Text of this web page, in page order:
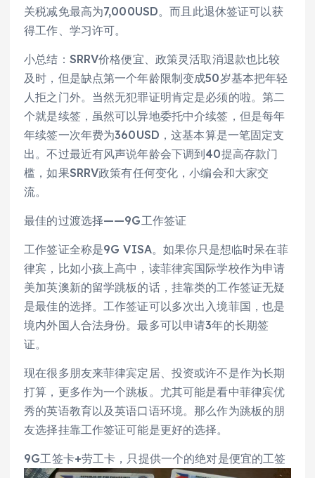
关税减免最高为7,000USD。而且此退休签证可以获
得工作、学习许可。
小总结：SRRV价格便宜、政策灵活取消退款也比较
及时，但是缺点第一个年龄限制变成50岁基本把年轻
人拒之门外。当然无犯罪证明肯定是必须的啦。第二
个就是续签，虽然可以异地委托中介续签，但是每年
年续签一次年费为360USD，这基本算是一笔固定支
出。不过最近有风声说年龄会下调到40提高存款门
槛，如果SRRV政策有任何变化，小编会和大家交
流。
最佳的过渡选择——9G工作签证
工作签证全称是9G VISA。如果你只是想临时呆在菲
律宾，比如小孩上高中，读菲律宾国际学校作为申请
美加英澳新的留学跳板的话，挂靠类的工作签证无疑
是最佳的选择。工作签证可以多次出入境菲国，也是
境内外国人合法身份。最多可以申请3年的长期签
证。
现在很多朋友来菲律宾定居、投资或许不是作为长期
打算，更多作为一个跳板。尤其可能是看中菲律宾优
秀的英语教育以及英语口语环境。那么作为跳板的朋
友选择挂靠工作签证可能是更好的选择。
9G工签卡+劳工卡，只提供一个的绝对是便宜的工签